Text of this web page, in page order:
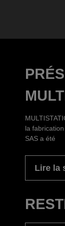
la
SAS a été
Lire la